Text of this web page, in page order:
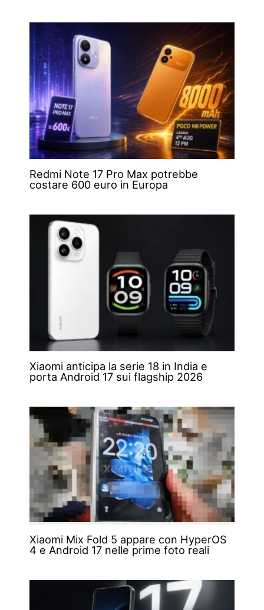
Redmi Note 17 Pro Max potrebbe
costare 600 euro in Europa
Xiaomi anticipa la serie 18 in India e
porta Android 17 sui flagship 2026
Xiaomi Mix Fold 5 appare con HyperOS
4 e Android 17 nelle prime foto reali